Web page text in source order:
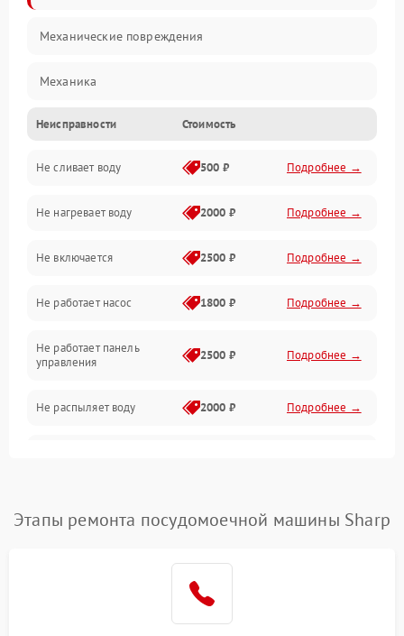
Механические повреждения
Механика
Управление
Электропитание
Датчики
Нагрев
Вода
Гигиена
Программное обеспечение
Неисправности Стоимость
Не сливает воду 500 ₽ Подробнее →
Не нагревает воду 2000 ₽ Подробнее →
Не включается 2500 ₽ Подробнее →
Не работает насос 1800 ₽ Подробнее →
Не работает панель
управления
2500 ₽ Подробнее →
Не распыляет воду 2000 ₽ Подробнее →
воды
1800 ₽ Подробнее →
Этапы ремонта посудомоечной машины Sharp